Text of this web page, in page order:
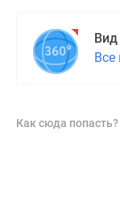
Вид
Все
Как сюда попасть?